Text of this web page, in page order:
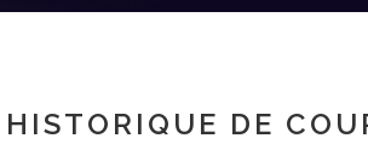
HISTORIQUE DE